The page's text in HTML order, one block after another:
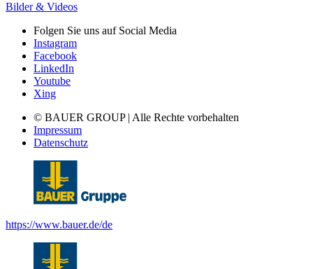
Bilder & Videos
Folgen Sie uns auf Social Media
Instagram
Facebook
LinkedIn
Youtube
Xing
© BAUER GROUP | Alle Rechte vorbehalten
Impressum
Datenschutz
https://www.bauer.de/de